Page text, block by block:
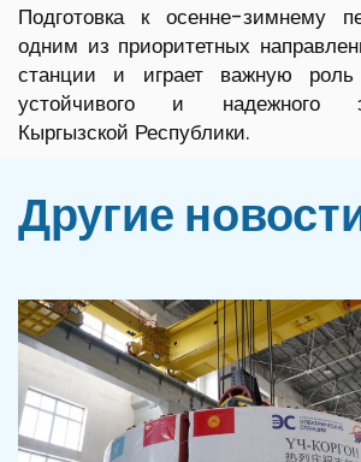
Подготовка к осенне-зимнему
одним из приоритетных
станции и играет важную
устойчивого и надежного
Кыргызской Республики.
Другие